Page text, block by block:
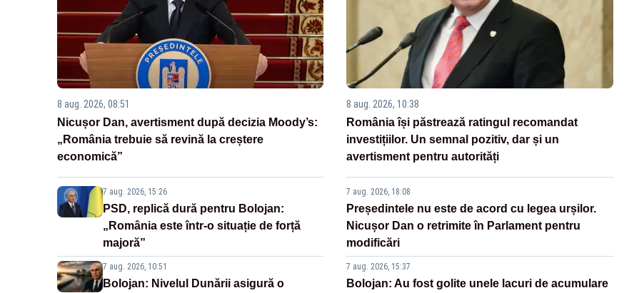
8 aug. 2026, 08:51
Nicușor Dan, avertisment după decizia Moody’s:
„România trebuie să revină la creștere
economică”
7 aug. 2026, 15:26
PSD, replică dură pentru Bolojan:
„România este într-o situație de forță
majoră”
7 aug. 2026, 10:51
Bolojan: Nivelul Dunării asigură o
8 aug. 2026, 10:38
România își păstrează ratingul recomandat
investițiilor. Un semnal pozitiv, dar și un
avertisment pentru autorități
7 aug. 2026, 18:08
Președintele nu este de acord cu legea urșilor.
Nicușor Dan o retrimite în Parlament pentru
modificări
7 aug. 2026, 15:37
Bolojan: Au fost golite unele lacuri de acumulare